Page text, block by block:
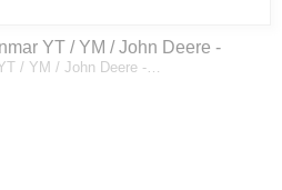
YT / YM / John Deere -
/ YM / John Deere -…